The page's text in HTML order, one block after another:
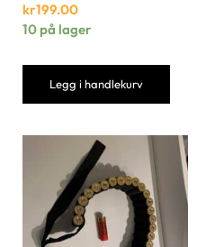
kr199.00
10 på lager
Legg i handlekurv